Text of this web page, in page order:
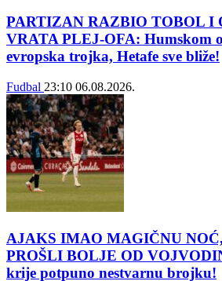
PARTIZAN RAZBIO TOBOL I
VRATA PLEJ-OFA: Humskom
evropska trojka, Hetafe sve bliže!
Fudbal 23:10 06.08.2026.
AJAKS IMAO MAGIČNU
PROŠLI BOLJE OD
krije potpuno nestvarnu brojku!